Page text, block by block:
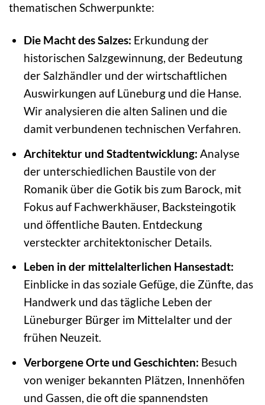
thematischen Schwerpunkte:
Die Macht des Salzes: Erkundung der
historischen Salzgewinnung, der Bedeutung
der Salzhändler und der wirtschaftlichen
Auswirkungen auf Lüneburg und die Hanse.
Wir analysieren die alten Salinen und die
damit verbundenen technischen Verfahren.
Architektur und Stadtentwicklung: Analyse
der unterschiedlichen Baustile von der
Romanik über die Gotik bis zum Barock, mit
Fokus auf Fachwerkhäuser, Backsteingotik
und öffentliche Bauten. Entdeckung
versteckter architektonischer Details.
Leben in der mittelalterlichen Hansestadt:
Einblicke in das soziale Gefüge, die Zünfte, das
Handwerk und das tägliche Leben der
Lüneburger Bürger im Mittelalter und der
frühen Neuzeit.
Verborgene Orte und Geschichten: Besuch
von weniger bekannten Plätzen, Innenhöfen
und Gassen, die oft die spannendsten